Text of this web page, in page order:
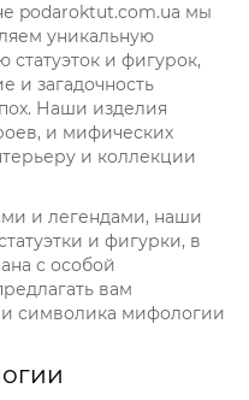
podaroktut.com.ua мы
уникальную
статуэток и фигурок,
и загадочность
Наши изделия
и мифических
и коллекции
и легендами, наши
и фигурки, в
с особой
вам
и символика мифологии